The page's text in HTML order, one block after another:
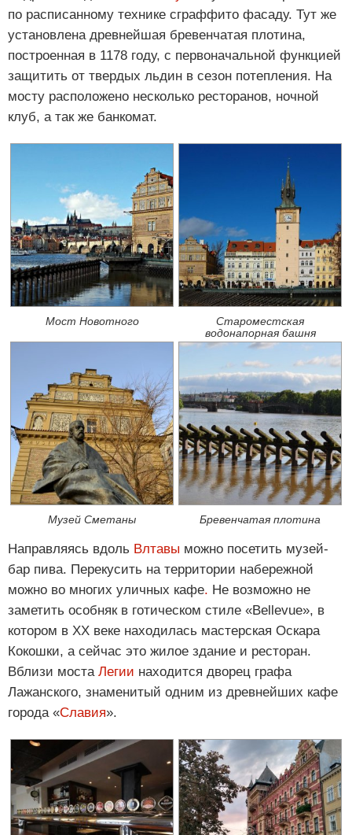
по расписанному технике сграффито фасаду. Тут же
установлена древнейшая бревенчатая плотина,
построенная в 1178 году, с первоначальной функцией
защитить от твердых льдин в сезон потепления. На
мосту расположено несколько ресторанов, ночной
клуб, а так же банкомат.
Мост Новотного
Староместская
водонапорная башня
Музей Сметаны Бревенчатая плотина
Направляясь вдоль Влтавы можно посетить музей-
бар пива. Перекусить на территории набережной
можно во многих уличных кафе. Не возможно не
заметить особняк в готическом стиле «Bellevue», в
котором в ХХ веке находилась мастерская Оскара
Кокошки, а сейчас это жилое здание и ресторан.
Вблизи моста Легии находится дворец графа
Лажанского, знаменитый одним из древнейших кафе
города «Славия».